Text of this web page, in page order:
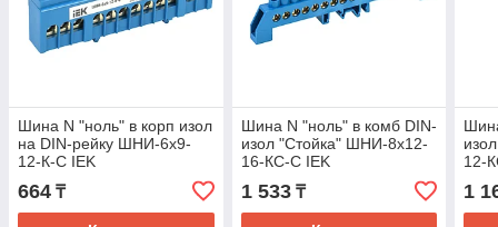
Шина N "ноль" в корп изол
на DIN-рейку ШНИ-6х9-
12-К-С IEK
664 ₸
Шина N "ноль" в комб DIN-
изол "Стойка" ШНИ-8х12-
16-КС-С IEK
1 533₸
12-
1